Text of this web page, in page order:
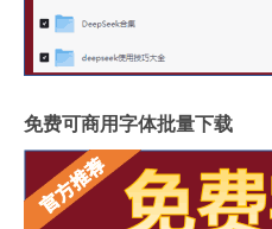
免费可商用字体批量下载